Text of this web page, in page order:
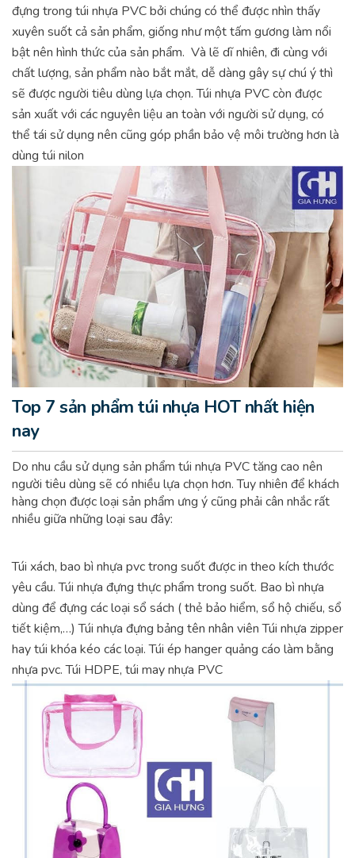
đựng trong túi nhựa PVC bởi chúng có thể được nhìn thấy
xuyên suốt cả sản phẩm, giống như một tấm gương làm nổi
bật nên hình thức của sản phẩm. Và lẽ dĩ nhiên, đi cùng với
chất lượng, sản phẩm nào bắt mắt, dễ dàng gây sự chú ý thì
sẽ được người tiêu dùng lựa chọn. Túi nhựa PVC còn được
sản xuất với các nguyên liệu an toàn với người sử dụng, có
thể tái sử dụng nên cũng góp phần bảo vệ môi trường hơn là
dùng túi nilon
Top 7 sản phẩm túi nhựa HOT nhất hiện
nay
Do nhu cầu sử dụng sản phẩm túi nhựa PVC tăng cao nên
người tiêu dùng sẽ có nhiều lựa chọn hơn. Tuy nhiên để khách
hàng chọn được loại sản phẩm ưng ý cũng phải cân nhắc rất
nhiều giữa những loại sau đây:
Túi xách, bao bì nhựa pvc trong suốt được in theo kích thước
yêu cầu. Túi nhựa đựng thực phẩm trong suốt. Bao bì nhựa
dùng để đựng các loại sổ sách ( thẻ bảo hiểm, sổ hộ chiếu, sổ
tiết kiệm,…) Túi nhựa đựng bảng tên nhân viên Túi nhựa zipper
hay túi khóa kéo các loại. Túi ép hanger quảng cáo làm bằng
nhựa pvc. Túi HDPE, túi may nhựa PVC